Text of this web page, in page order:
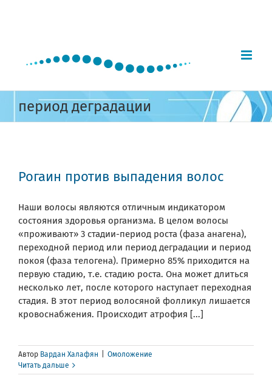
период деградации
Рогаин против выпадения волос
Наши волосы являются отличным индикатором
состояния здоровья организма. В целом волосы
«проживают» 3 стадии-период роста (фаза анагена),
переходной период или период деградации и период
покоя (фаза телогена). Примерно 85% приходится на
первую стадию, т.е. стадию роста. Она может длиться
несколько лет, после которого наступает переходная
стадия. В этот период волосяной фолликул лишается
кровоснабжения. Происходит атрофия [...]
Автор Вардан Халафян
Омоложение
Читать дальше